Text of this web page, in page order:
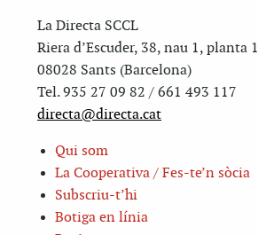
La Directa SCCL
Riera d’Escuder, 38, nau 1, planta 1
08028 Sants (Barcelona)
Tel. 935 27 09 82 / 661 493 117
directa@directa.cat
Qui som
La Cooperativa / Fes-te’n sòcia
Subscriu-t’hi
Botiga en línia